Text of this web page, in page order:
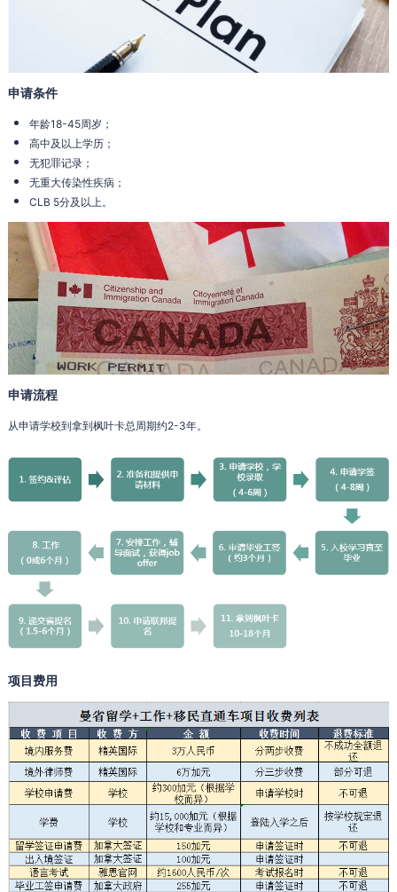
申请条件
年龄18-45周岁；
高中及以上学历；
无犯罪记录；
无重大传染性疾病；
CLB 5分及以上。
申请流程
从申请学校到拿到枫叶卡总周期约2-3年。
项目费用